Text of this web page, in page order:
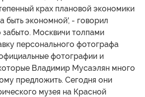
крах плановой экономики
быть экономной', - говорил
Москвичи толпами
персонального фотографа
фотографии и
Владимир Мусаэлян много
предложить. Сегодня они
музея на Красной